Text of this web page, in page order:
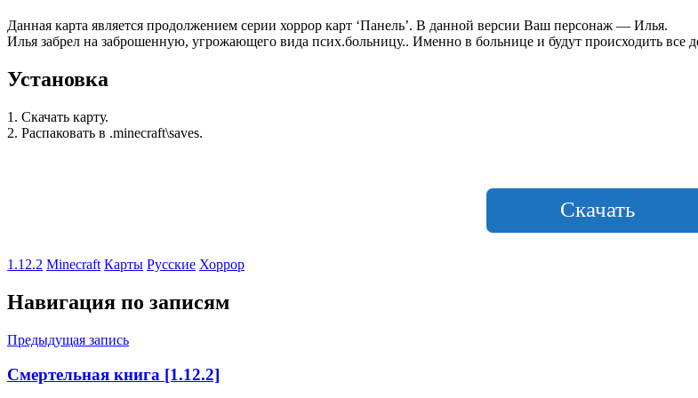
Данная карта является продолжением серии хоррор карт ‘Панель’. В данной версии Ваш персонаж — Илья.
Илья забрел на заброшенную, угрожающего вида псих.больницу.. Именно в больнице и будут происходить все
Установка
1. Скачать карту.
2. Распаковать в .minecraft\saves.
Скачать
1.12.2 Minecraft Карты Русские Хоррор
Навигация по записям
Предыдущая запись
Смертельная книга [1.12.2]